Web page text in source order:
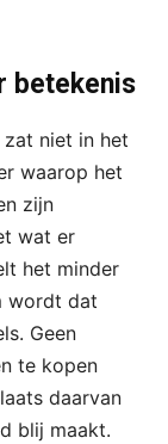
betekenis
niet in het
waarop het
zijn
wat er
het minder
wordt dat
Geen
te kopen
daarvan
blij maakt.